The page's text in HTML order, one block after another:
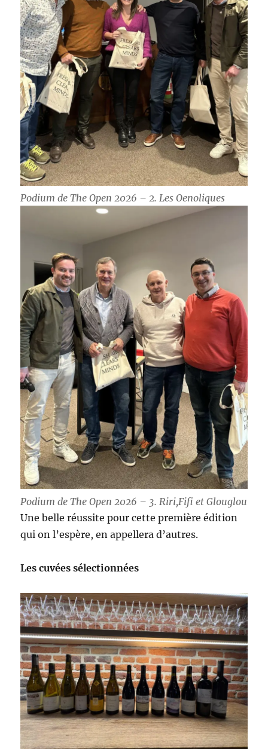
Podium de The Open 2026 – 2. Les Oenoliques
Podium de The Open 2026 – 3. Riri,Fifi et Glouglou
Une belle réussite pour cette première édition
qui on l’espère, en appellera d’autres.
Les cuvées sélectionnées